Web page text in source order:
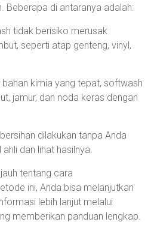
Beberapa di antaranya adalah:
tidak berisiko merusak
seperti atap genteng, vinyl,
kimia yang tepat, softwash
jamur, dan noda keras dengan
dilakukan tanpa Anda
dan lihat hasilnya.
tentang cara
ini, Anda bisa melanjutkan
lebih lanjut melalui
memberikan panduan lengkap.